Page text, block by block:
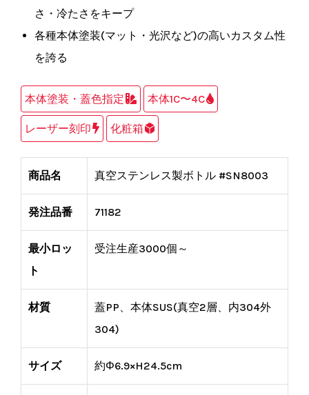
さ・冷たさをキープ
各種本体塗装(マット・光沢など)の高いカスタム性
を誇る
本体塗装・蓋色指定 本体1C〜4C
レーザー刻印 化粧箱
商品名 真空ステンレス製ボトル #SN8003
発注品番 71182
最小ロッ
ト
受注生産3000個～
材質
蓋PP、本体SUS(真空2層、内304外
304)
サイズ 約Φ6.9×H24.5cm